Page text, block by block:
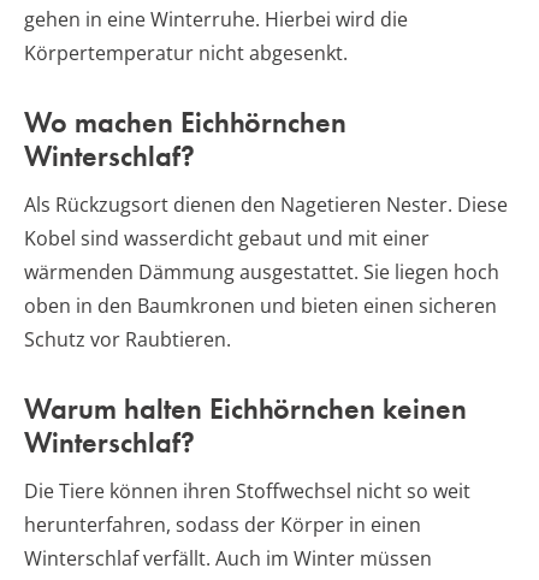
gehen in eine Winterruhe. Hierbei wird die
Körpertemperatur nicht abgesenkt.
Wo machen Eichhörnchen
Winterschlaf?
Als Rückzugsort dienen den Nagetieren Nester. Diese
Kobel sind wasserdicht gebaut und mit einer
wärmenden Dämmung ausgestattet. Sie liegen hoch
oben in den Baumkronen und bieten einen sicheren
Schutz vor Raubtieren.
Warum halten Eichhörnchen keinen
Winterschlaf?
Die Tiere können ihren Stoffwechsel nicht so weit
herunterfahren, sodass der Körper in einen
Winterschlaf verfällt. Auch im Winter müssen